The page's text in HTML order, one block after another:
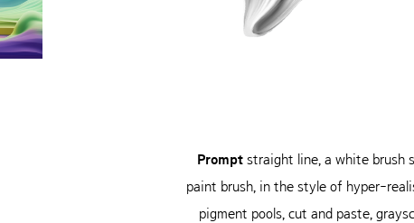
Prompt straight line, a white brush
paint brush, in the style of hyper-
pigment pools, cut and paste,